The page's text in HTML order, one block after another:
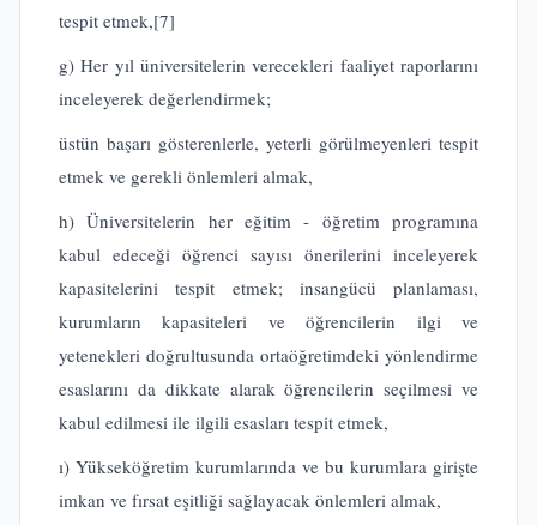
tespit etmek,[7]
g) Her yıl üniversitelerin verecekleri faaliyet raporlarını
inceleyerek değerlendirmek;
üstün başarı gösterenlerle, yeterli görülmeyenleri tespit
etmek ve gerekli önlemleri almak,
h) Üniversitelerin her eğitim - öğretim programına
kabul edeceği öğrenci sayısı önerilerini inceleyerek
kapasitelerini tespit etmek; insangücü planlaması,
kurumların kapasiteleri ve öğrencilerin ilgi ve
yetenekleri doğrultusunda ortaöğretimdeki yönlendirme
esaslarını da dikkate alarak öğrencilerin seçilmesi ve
kabul edilmesi ile ilgili esasları tespit etmek,
ı) Yükseköğretim kurumlarında ve bu kurumlara girişte
imkan ve fırsat eşitliği sağlayacak önlemleri almak,